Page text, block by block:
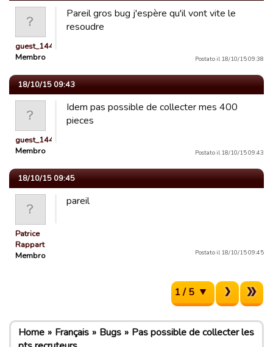
guest_1443551675795
Membro
Pareil gros bug j'espère qu'il vont vite le
resoudre
Postato il 18/10/15 09:38
18/10/15 09:43
guest_1443520985678
Membro
Idem pas possible de collecter mes 400
pieces
Postato il 18/10/15 09:43
18/10/15 09:45
Patrice
Rappart
Membro
pareil
Postato il 18/10/15 09:45
1 / 5
Home Français Bugs
Pas possible de collecter les